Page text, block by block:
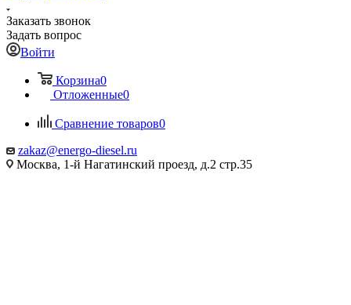
Заказать звонок
Задать вопрос
Войти
Корзина0
Отложенные0
Сравнение товаров0
zakaz@energo-diesel.ru
Москва, 1-й Нагатинский проезд, д.2 стр.35